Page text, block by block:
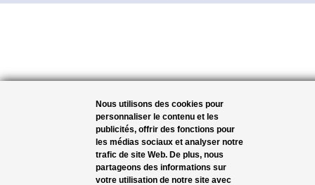
Nous utilisons des cookies pour
personnaliser le contenu et les
publicités, offrir des fonctions pour
les médias sociaux et analyser notre
trafic de site Web. De plus, nous
partageons des informations sur
votre utilisation de notre site avec